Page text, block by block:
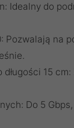
Idealny do
Pozwalają na
długości 15
Do 5